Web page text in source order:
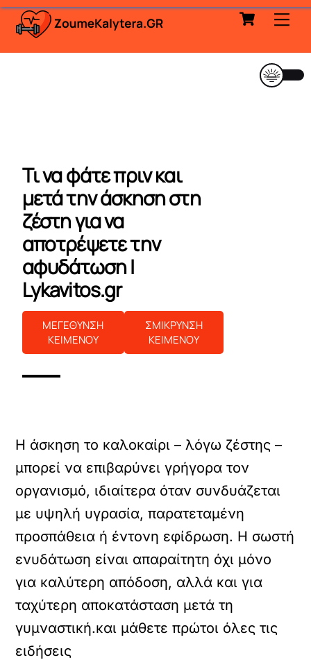
Skip
content
Cart
Τι να φάτε πριν και
μετά την άσκηση στη
ζέστη για να
αποτρέψετε την
αφυδάτωση |
Lykavitos.gr
ΜΕΓΕΘΥΝΣΗ
ΚΕΙΜΕΝΟΥ
ΣΜΙΚΡΥΝΣΗ
ΚΕΙΜΕΝΟΥ
Η άσκηση το καλοκαίρι – λόγω ζέστης –
μπορεί να επιβαρύνει γρήγορα τον
οργανισμό, ιδιαίτερα όταν συνδυάζεται
με υψηλή υγρασία, παρατεταμένη
προσπάθεια ή έντονη εφίδρωση. Η σωστή
ενυδάτωση είναι απαραίτητη όχι μόνο
για καλύτερη απόδοση, αλλά και για
ταχύτερη αποκατάσταση μετά τη
γυμναστική.και μάθετε πρώτοι όλες τις
ειδήσεις